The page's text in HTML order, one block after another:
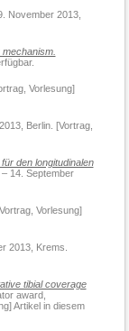
November 2013,
Vorlesung]
Berlin. [Vortrag,
den longitudinalen
14. September
Vorlesung]
2013, Krems.
tibial coverage
award,
Artikel in diesem